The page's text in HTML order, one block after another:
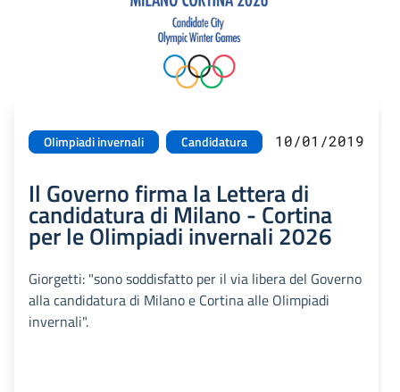
Olimpiadi invernali Candidatura 10/01/2019
Il Governo firma la Lettera di
candidatura di Milano - Cortina
per le Olimpiadi invernali 2026
Giorgetti: "sono soddisfatto per il via libera del Governo
alla candidatura di Milano e Cortina alle Olimpiadi
invernali".